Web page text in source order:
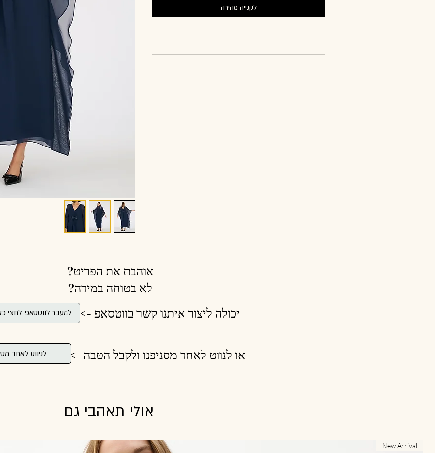
לקנייה מהירה
אוהבת את הפריט?
לא בטוחה במידה?
יכולה ליצור איתנו קשר בווטסאפ ->
למעבר לווטסאפ לחצי
או לנווט לאחד מסניפנו ולקבל הטבה -> לניווט לאחד
אולי תאהבי גם
New Arrival